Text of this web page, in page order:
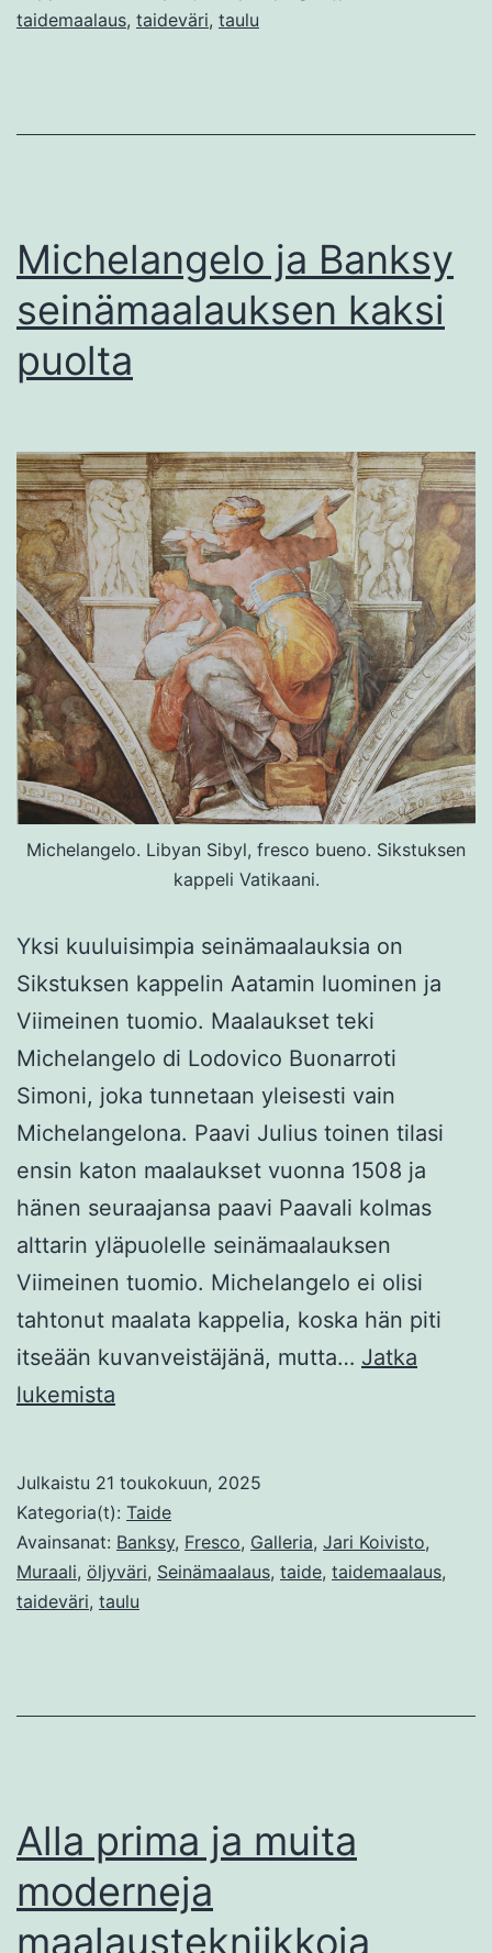
taidemaalaus, taideväri, taulu
Michelangelo ja Banksy
seinämaalauksen kaksi
puolta
Michelangelo. Libyan Sibyl, fresco bueno. Sikstuksen
kappeli Vatikaani.
Yksi kuuluisimpia seinämaalauksia on
Sikstuksen kappelin Aatamin luominen ja
Viimeinen tuomio. Maalaukset teki
Michelangelo di Lodovico Buonarroti
Simoni, joka tunnetaan yleisesti vain
Michelangelona. Paavi Julius toinen tilasi
ensin katon maalaukset vuonna 1508 ja
hänen seuraajansa paavi Paavali kolmas
alttarin yläpuolelle seinämaalauksen
Viimeinen tuomio. Michelangelo ei olisi
tahtonut maalata kappelia, koska hän piti
itseään kuvanveistäjänä, mutta… Jatka
lukemista
seinämaalauksen
kaksi
puolta
Julkaistu 21 toukokuun, 2025
Kategoria(t): Taide
Avainsanat: Banksy, Fresco, Galleria, Jari Koivisto,
Muraali, öljyväri, Seinämaalaus, taide, taidemaalaus,
taideväri, taulu
Alla prima ja muita
moderneja
maalaustekniikkoja